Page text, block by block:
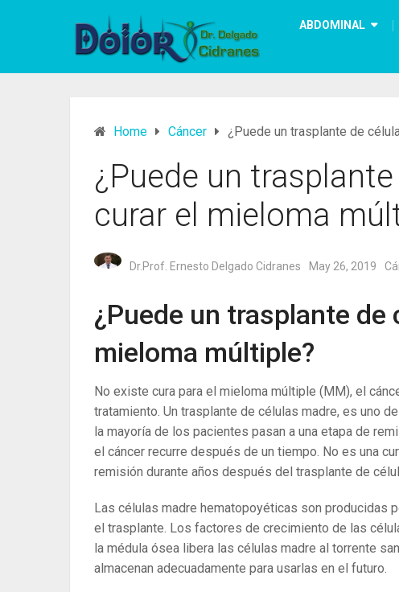
ABDOMINAL
Home Cáncer ¿Puede un trasplante de
¿Puede un
curar el mieloma
Dr.Prof. Ernesto Delgado Cidranes May 26, 2019
¿Puede un trasplante de
mieloma múltiple?
No existe cura para el mieloma múltiple (MM), el
tratamiento. Un trasplante de células madre, es uno
la mayoría de los pacientes pasan a una etapa de
el cáncer recurre después de un tiempo. No es una
remisión durante años después del trasplante de
Las células madre hematopoyéticas son producidas
el trasplante. Los factores de crecimiento de las
la médula ósea libera las células madre al torrente
almacenan adecuadamente para usarlas en el futuro.